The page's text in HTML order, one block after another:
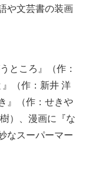
や文芸書の装画
ところ』（作：
（作：新井 洋
』（作：せきや
）、漫画に『な
なスーパーマー